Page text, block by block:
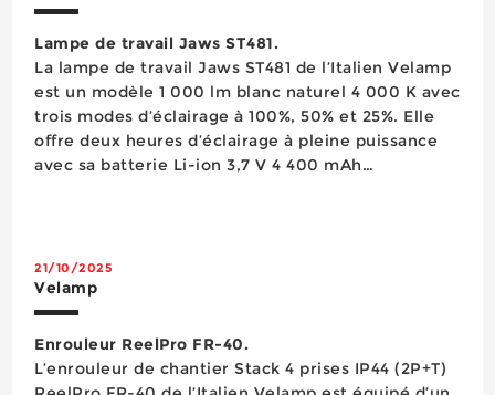
Lampe de travail Jaws ST481.
La lampe de travail Jaws ST481 de l’Italien Velamp
est un modèle 1 000 lm blanc naturel 4 000 K avec
trois modes d’éclairage à 100%, 50% et 25%. Elle
offre deux heures d’éclairage à pleine puissance
avec sa batterie Li-ion 3,7 V 4 400 mAh
21/10/2025
Velamp
Enrouleur ReelPro FR-40.
L’enrouleur de chantier Stack 4 prises IP44 (2P+T)